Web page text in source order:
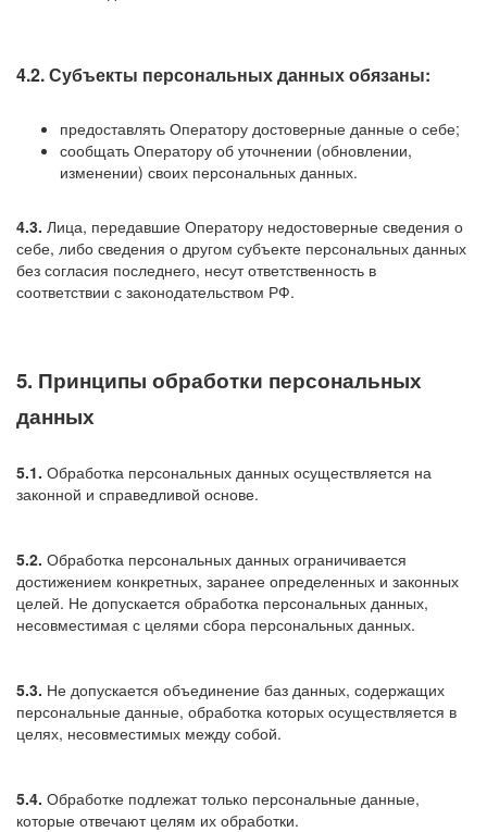
4.2. Субъекты персональных данных обязаны:
предоставлять Оператору достоверные данные о себе;
сообщать Оператору об уточнении (обновлении,
изменении) своих персональных данных.
4.3. Лица, передавшие Оператору недостоверные сведения о
себе, либо сведения о другом субъекте персональных данных
без согласия последнего, несут ответственность в
соответствии с законодательством РФ.
5. Принципы обработки персональных
данных
5.1. Обработка персональных данных осуществляется на
законной и справедливой основе.
5.2. Обработка персональных данных ограничивается
достижением конкретных, заранее определенных и законных
целей. Не допускается обработка персональных данных,
несовместимая с целями сбора персональных данных.
5.3. Не допускается объединение баз данных, содержащих
персональные данные, обработка которых осуществляется в
целях, несовместимых между собой.
5.4. Обработке подлежат только персональные данные,
которые отвечают целям их обработки.